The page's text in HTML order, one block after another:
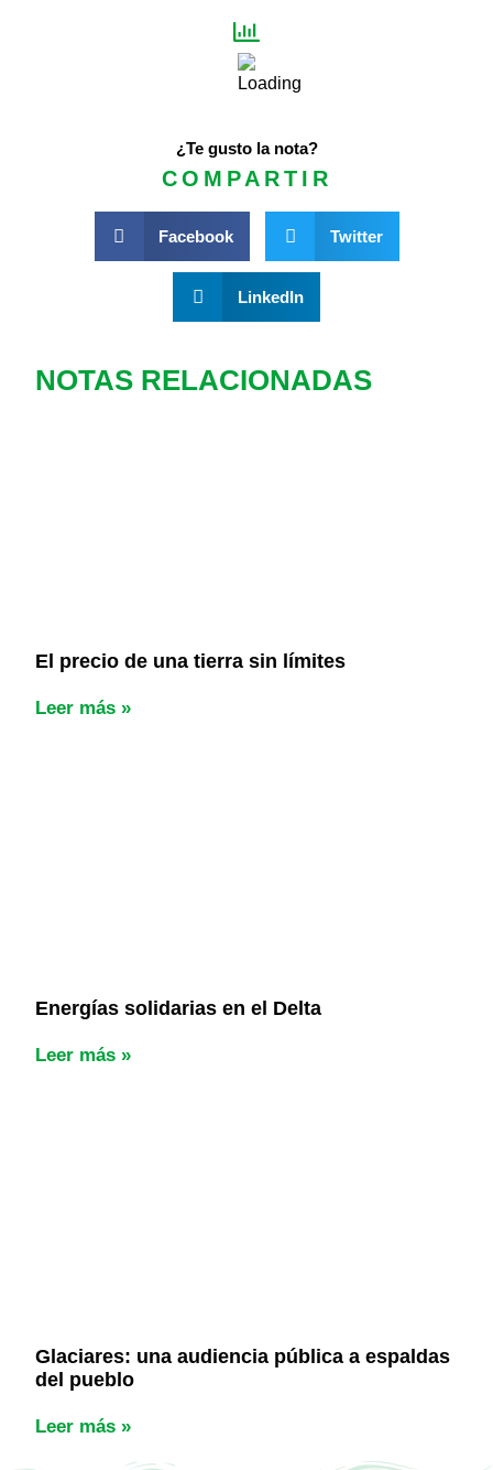
¿Te gusto la nota?
COMPARTIR
Facebook Twitter
LinkedIn
NOTAS RELACIONADAS
El precio de una tierra sin límites
Leer más »
Energías solidarias en el Delta
Leer más »
Glaciares: una audiencia pública a espaldas
del pueblo
Leer más »